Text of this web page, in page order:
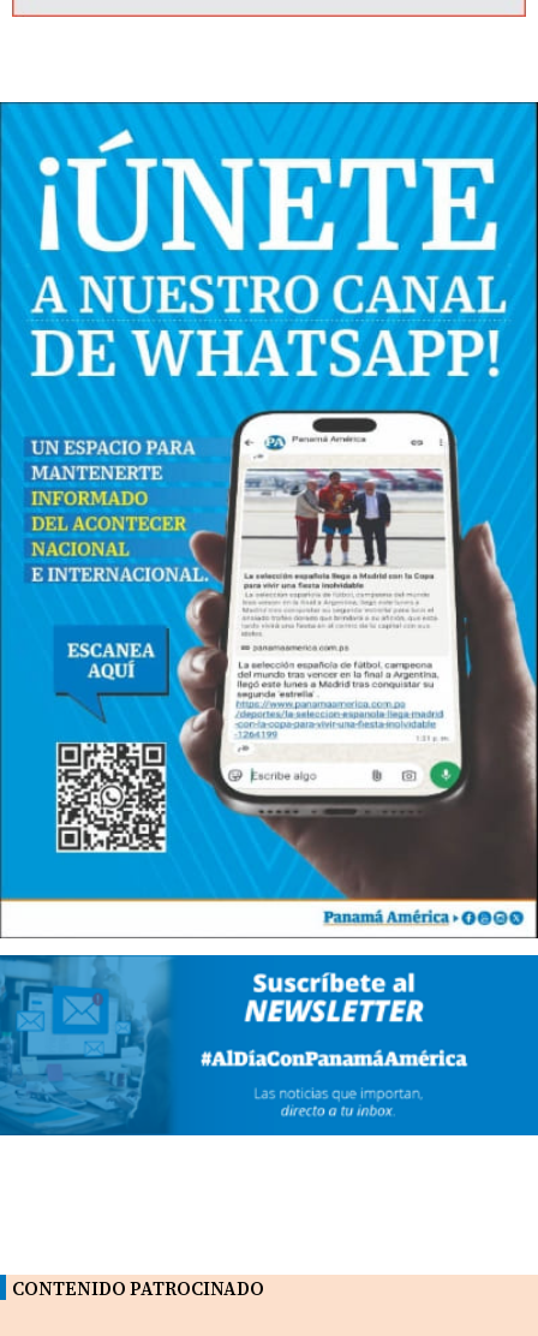
CONTENIDO PATROCINADO